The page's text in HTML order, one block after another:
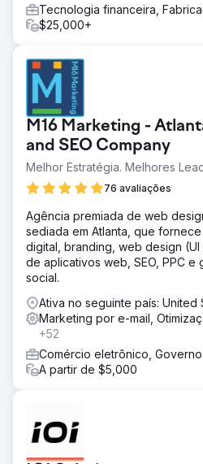
Tecnologia financeira,
$25,000+
M16 Marketing -
and SEO Company
Melhor Estratégia. Melhores
76 avaliações
Agência premiada de web
sediada em Atlanta, que
digital, branding, web design
de aplicativos web, SEO, PPC e
social.
Ativa no seguinte país: United
Marketing por e-mail,
+52
Comércio eletrônico, Governo
A partir de $5,000